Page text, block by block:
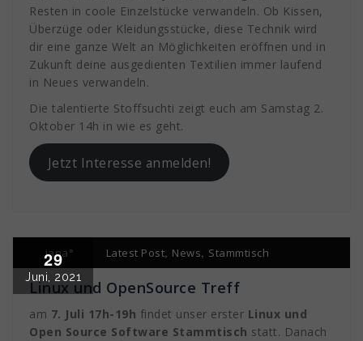
Resten in coole Einzelstücke verwandeln. Ob Kissen,
Überzüge oder Kleidungsstücke, diese Technik wird
dir eine ganze Welt an Möglichkeiten eröffnen und in
Zukunft deine ausgedienten Textilien immer laufend
in Neues verwandeln.
Die talentierte Stoffsuchti zeigt euch am Samstag 2.
Oktober 14h in wie es geht.
Jetzt Interesse anmelden!
29
Juni, 2021
jana° Latest Post, News, Stammtisch
Linux und OpenSource Treff
am 7. Juli 17h-19h findet unser erster Linux und
Open Source Software Stammtisch statt. Danach